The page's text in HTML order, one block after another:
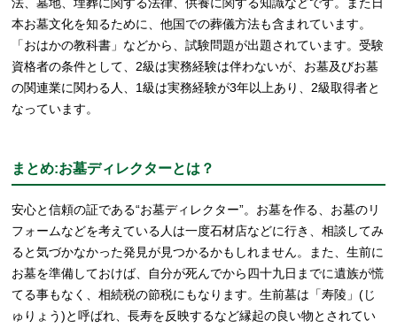
本お墓文化を知るために、他国での葬儀方法も含まれています。
「おはかの教科書」などから、試験問題が出題されています。受験
資格者の条件として、2級は実務経験は伴わないが、お墓及びお墓
の関連業に関わる人、1級は実務経験が3年以上あり、2級取得者と
なっています。
まとめ:お墓ディレクターとは？
安心と信頼の証である“お墓ディレクター”。お墓を作る、お墓のリ
フォームなどを考えている人は一度石材店などに行き、相談してみ
ると気づかなかった発見が見つかるかもしれません。また、生前に
お墓を準備しておけば、自分が死んでから四十九日までに遺族が慌
てる事もなく、相続税の節税にもなります。生前墓は「寿陵」(じ
ゅりょう)と呼ばれ、長寿を反映するなど縁起の良い物とされてい